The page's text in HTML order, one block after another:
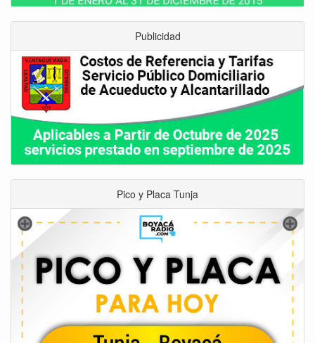
Publicidad
Pico y Placa Tunja